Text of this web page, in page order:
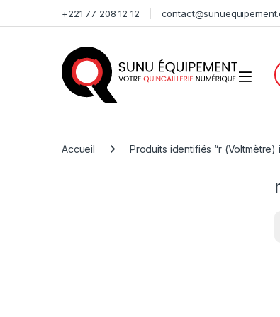
+221 77 208 12 12
Open
Accueil Produits identifiés “r (Voltmètre)